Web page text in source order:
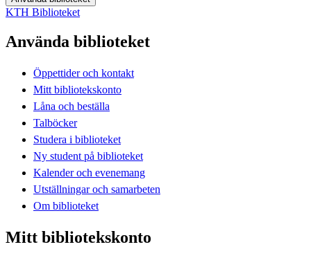
KTH Biblioteket
Använda biblioteket
Öppettider och kontakt
Mitt bibliotekskonto
Låna och beställa
Talböcker
Studera i biblioteket
Ny student på biblioteket
Kalender och evenemang
Utställningar och samarbeten
Om biblioteket
Mitt bibliotekskonto